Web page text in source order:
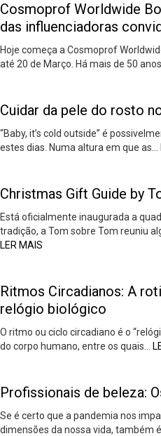
Cosmoprof Worldwide
das influenciadoras
Hoje começa a Cosmoprof
até 20 de Março. Há mais de 50
Cuidar da pele do rosto
“Baby, it’s cold outside” é
estes dias. Numa altura em que as…
Christmas Gift Guide by
Está oficialmente inaugurada a
tradição, a Tom sobre Tom reuniu
LER MAIS
Ritmos Circadianos: A
relógio biológico
O ritmo ou ciclo circadiano é o
do corpo humano, entre os quais…
Profissionais de beleza:
Se é certo que a pandemia nos
dimensões da nossa vida, também